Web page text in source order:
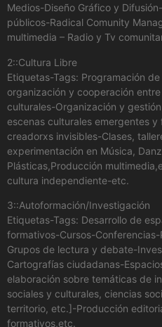
Medios-Diseño Gráfico y
públicos-Radical Comunity
multimedia – Radio y Tv
2::Cultura Libre
Etiquetas-Tags: Programación
organización y cooperación
culturales-Organización y
escenas culturales emergentes
creadorxs invisibles-Clases,
experimentación en Música,
Plásticas,Producción
cultura independiente-etc.
3::Autoformación/Investigación
Etiquetas-Tags: Desarrollo de
formativos-Cursos-
Grupos de lectura y debate-
Cartografías ciudadanas-
elaboración sobre temáticas de
sociales y culturales, ciencias
territorio, etc.]-Producción
formativos,etc.